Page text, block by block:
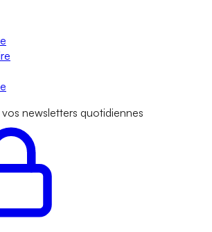
newsletters quotidiennes